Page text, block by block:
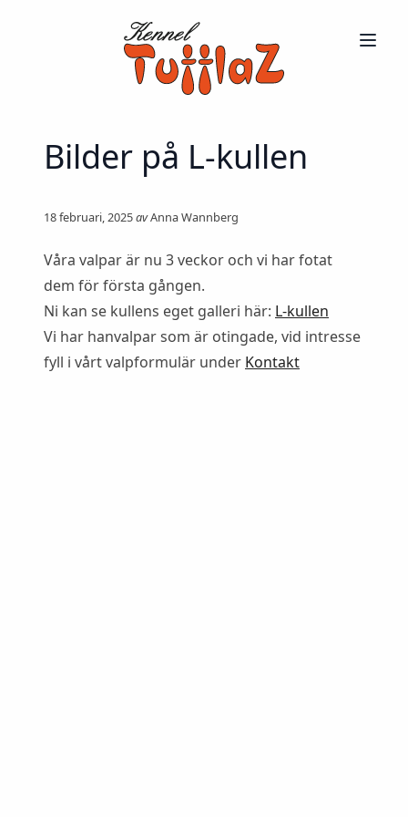
Bilder på L-kullen
18 februari, 2025avAnna Wannberg
Våra valpar är nu 3 veckor och vi har fotat
dem för första gången.
Ni kan se kullens eget galleri här: L-kullen
Vi har hanvalpar som är otingade, vid intresse
fyll i vårt valpformulär under Kontakt